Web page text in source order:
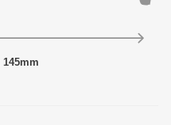
145mm